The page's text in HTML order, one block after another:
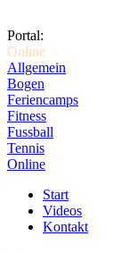
Portal:
Online
Allgemein
Bogen
Feriencamps
Fitness
Fussball
Tennis
Online
Start
Videos
Kontakt